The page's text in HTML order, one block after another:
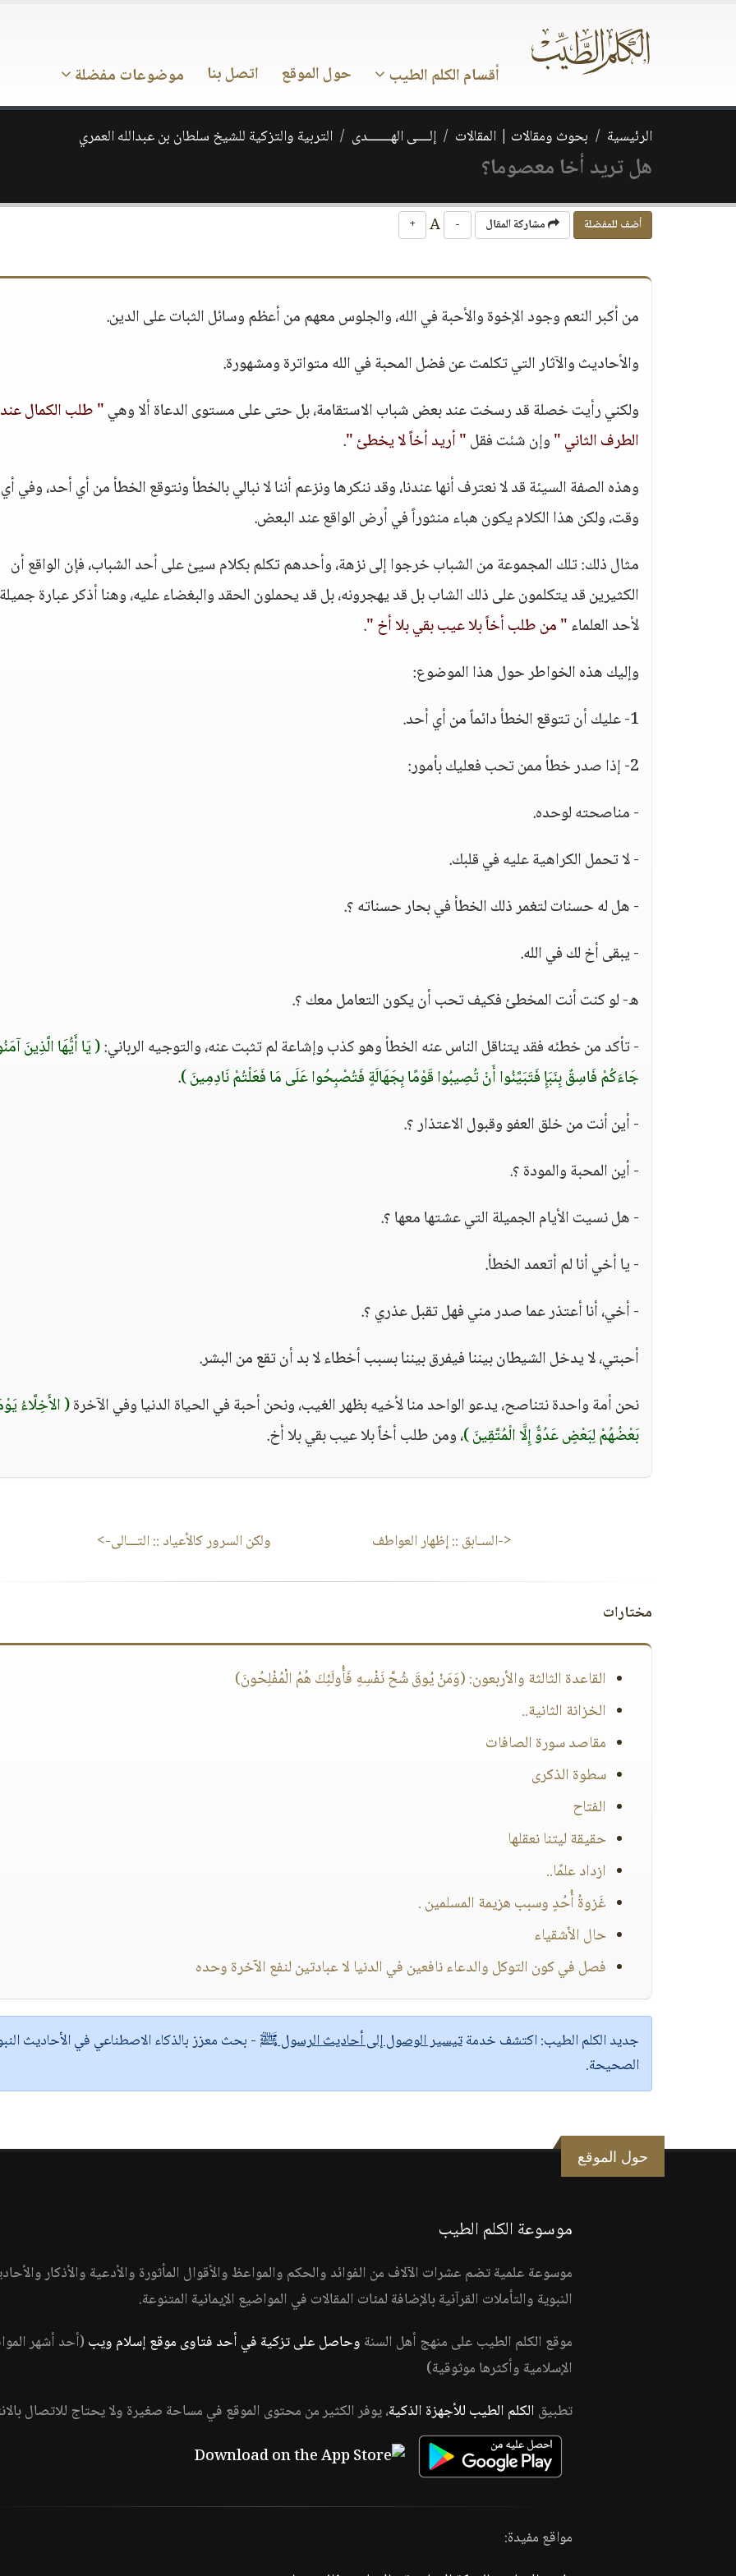
أقسام الكلم الطيب حول الموقع اتصل بنا موضوعات مفضلة
الرئيسية بحوث ومقالات | المقالات إلــــى الهـــــــدى التربية والتزكية للشيخ سلطان بن عبدالله العمري
هل تريد أخا معصوما؟
أضف للمفضلة مشاركة المقال -
+
من أكبر النعم وجود الإخوة والأحبة في الله، والجلوس معهم من أعظم وسائل الثبات على الدين.
والأحاديث والآثار التي تكلمت عن فضل المحبة في الله متواترة ومشهورة.
ولكني رأيت خصلة قد رسخت عند بعض شباب الاستقامة، بل حتى على مستوى الدعاة ألا وهي" طلب الكمال عند
الطرف الثاني "وإن شئت فقل" أريد أخاً لا يخطئ ".
وهذه الصفة السيئة قد لا نعترف أنها عندنا، وقد ننكرها ونزعم أننا لا نبالي بالخطأ ونتوقع الخطأ من أي أحد، وفي أي
وقت، ولكن هذا الكلام يكون هباء منثوراً في أرض الواقع عند البعض.
مثال ذلك: تلك المجموعة من الشباب خرجوا إلى نزهة، وأحدهم تكلم بكلام سيئ على أحد الشباب، فإن الواقع أن
الكثيرين قد يتكلمون على ذلك الشاب بل قد يهجرونه، بل قد يحملون الحقد والبغضاء عليه، وهنا أذكر عبارة جميلة
لأحد العلماء" من طلب أخاً بلا عيب بقي بلا أخ ".
وإليك هذه الخواطر حول هذا الموضوع:
1- عليك أن تتوقع الخطأ دائماً من أي أحد.
2- إذا صدر خطأ ممن تحب فعليك بأمور:
- مناصحته لوحده.
- لا تحمل الكراهية عليه في قلبك.
- هل له حسنات لتغمر ذلك الخطأ في بحار حسناته ؟.
- يبقى أخ لك في الله.
ه- لو كنت أنت المخطئ فكيف تحب أن يكون التعامل معك ؟.
- تأكد من خطئه فقد يتناقل الناس عنه الخطأ وهو كذب وإشاعة لم تثبت عنه، والتوجيه الرباني:( يَا أَيُّهَا الَّذِينَ
جَاءَكُمْ فَاسِقٌ بِنَبَإٍ فَتَبَيَّنُوا أَنْ تُصِيبُوا قَوْمًا بِجَهَالَةٍ فَتُصْبِحُوا عَلَى مَا فَعَلْتُمْ نَادِمِينَ ).
- أين أنت من خلق العفو وقبول الاعتذار ؟.
- أين المحبة والمودة ؟.
- هل نسيت الأيام الجميلة التي عشتها معها ؟.
- يا أخي أنا لم أتعمد الخطأ.
- أخي، أنا أعتذر عما صدر مني فهل تقبل عذري ؟.
أحبتي، لا يدخل الشيطان بيننا فيفرق بيننا بسبب أخطاء لا بد أن تقع من البشر.
نحن أمة واحدة نتناصح، يدعو الواحد منا لأخيه بظهر الغيب، ونحن أحبة في الحياة الدنيا وفي الآخرة( الأَخِلَّاءُ
بَعْضُهُمْ لِبَعْضٍ عَدُوٌّ إِلَّا الْمُتَّقِينَ )، ومن طلب أخاً بلا عيب بقي بلا أخ.
<-السـابق ::إظهار العواطف ولكن السرور كالأعياد :: التـــالى->
مختارات
القاعدة الثالثة والأربعون: (وَمَنْ يُوقَ شُحَّ نَفْسِهِ فَأُولَئِكَ هُمُ الْمُفْلِحُونَ)
الخزانة الثانية..
مقاصد سورة الصافات
سطوة الذكرى
الفتاح
حقيقة ليتنا نعقلها
ازداد علمًا..
غَزوةُ أُحُدٍ وسبب هزيمة المسلمين .
حال الأشقياء
فصل في كون التوكل والدعاء نافعين في الدنيا لا عبادتين لنفع الآخرة وحده
جديد الكلم الطيب:اكتشف خدمةتيسير الوصول إلى أحاديث الرسول ﷺ - بحث معزز بالذكاء الاصطناعي في الأحاديث
الصحيحة.
حول الموقع
موسوعة الكلم الطيب
موسوعة علمية تضم عشرات الآلاف من الفوائد والحكم والمواعظ والأقوال المأثورة والأدعية والأذكار
النبوية والتأملات القرآنية بالإضافة لمئات المقالات في المواضيع الإيمانية المتنوعة.
موقع الكلم الطيب على منهج أهل السنة وحاصل على تزكية في أحد فتاوى موقع إسلام ويب (أحد أشهر
الإسلامية وأكثرها موثوقية)
تطبيق الكلم الطيب للأجهزة الذكية، يوفر الكثير من محتوى الموقع في مساحة صغيرة ولا يحتاج للاتصال
مواقع مفيدة: